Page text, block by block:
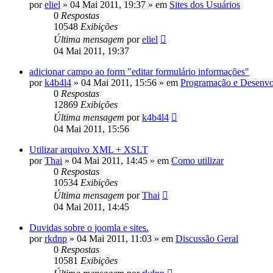
poreliel » 04 Mai 2011, 19:37 » em Sites dos Usuários
0 Respostas
10548 Exibições
Última mensagem poreliel
04 Mai 2011, 19:37
adicionar campo ao form "editar formulário informações"
pork4b4l4 » 04 Mai 2011, 15:56 » em Programação e
0 Respostas
12869 Exibições
Última mensagem pork4b4l4
04 Mai 2011, 15:56
Utilizar arquivo XML + XSLT
porThai » 04 Mai 2011, 14:45 » em Como utilizar
0 Respostas
10534 Exibições
Última mensagem porThai
04 Mai 2011, 14:45
Duvidas sobre o joomla e sites.
porrkdnp » 04 Mai 2011, 11:03 » em Discussão Geral
0 Respostas
10581 Exibições